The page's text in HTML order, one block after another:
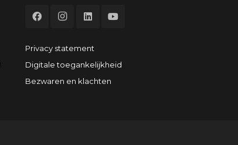
Privacy statement
Digitale toegankelijkheid
Bezwaren en klachten